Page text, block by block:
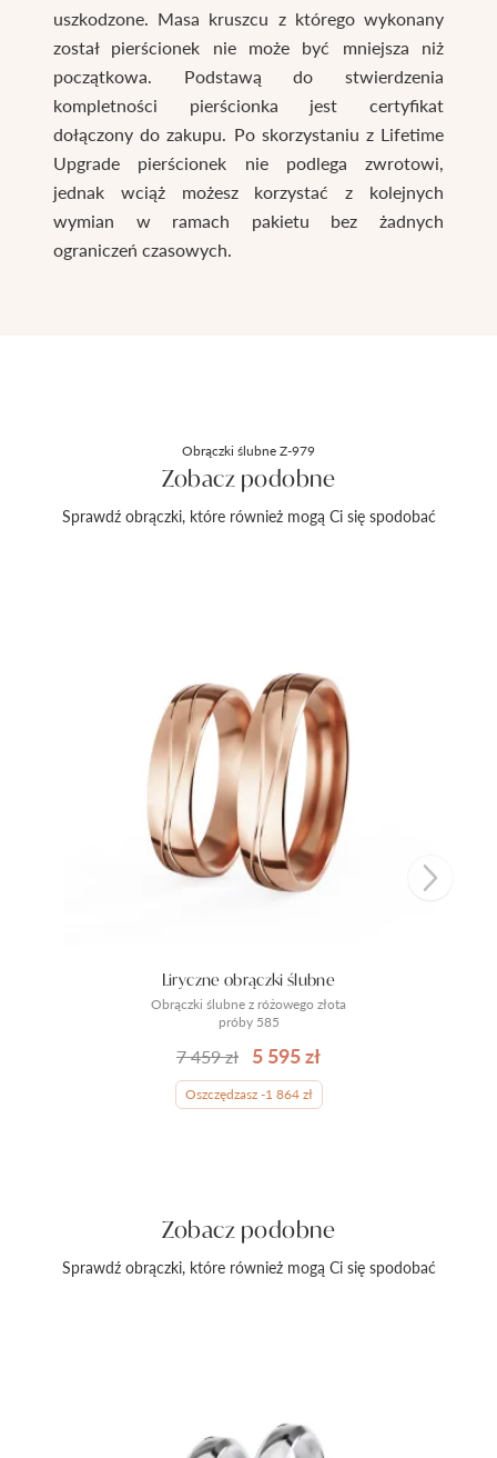
uszkodzone. Masa kruszcu z którego wykonany
został pierścionek nie może być mniejsza niż
początkowa. Podstawą do stwierdzenia
kompletności pierścionka jest certyfikat
dołączony do zakupu. Po skorzystaniu z Lifetime
Upgrade pierścionek nie podlega zwrotowi,
jednak wciąż możesz korzystać z kolejnych
wymian w ramach pakietu bez żadnych
ograniczeń czasowych.
Obrączki ślubne Z-979
Zobacz podobne
Sprawdź obrączki, które również mogą Ci się spodobać
Obrączki ślubne z różowego złota
próby 585
Liryczne obrączki ślubne
7 459 zł 5 595 zł
Oszczędzasz -1 864 zł
Zobacz podobne
Sprawdź obrączki, które również mogą Ci się spodobać